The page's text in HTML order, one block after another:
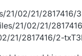
02/21/2817416/
21/02/21/
21/2817416/2-